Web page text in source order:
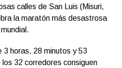
calles de San Luis (Misuri,
la maratón más desastrosa
3 horas, 28 minutos y 53
32 corredores consiguen